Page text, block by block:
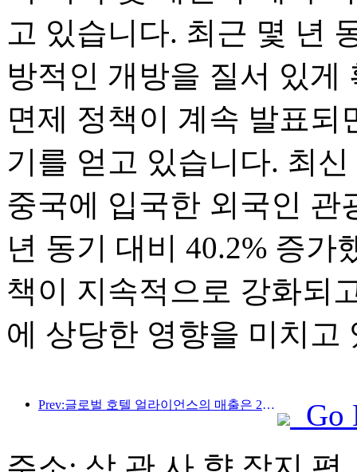
고 있습니다. 최근 몇 년
방적인 개방을 질서 있게
면제 정책이 계속 발표
기를 얻고 있습니다. 최
중국에 입국한 외국인 관
년 동기 대비 40.2% 증가
책이 지속적으로 강화되
에 상당한 영향을 미치고
Prev:글로벌 호텔 얼라이언스의 매출은 2025년 1분기에 15% 성장할 것으로 예상됩니다.
Go